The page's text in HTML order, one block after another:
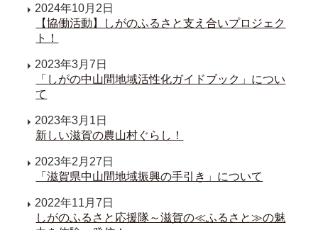
2024年10月2日
【協働活動】しがのふるさと支え合いプロジェク
ト！
2023年3月7日
「しがの中山間地域活性化ガイドブック」につい
て
2023年3月1日
新しい滋賀の農山村ぐらし！
2023年2月27日
「滋賀県中山間地域振興の手引き」について
2022年11月7日
しがのふるさと応援隊～滋賀の≪ふるさと≫の魅